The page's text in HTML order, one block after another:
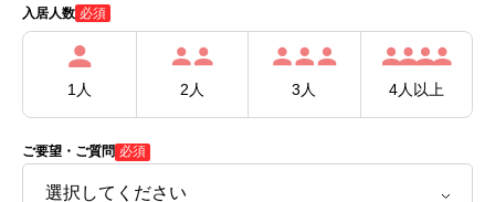
入居人数 必須
1人 2人 3人 4人以上
ご要望・ご質問 必須